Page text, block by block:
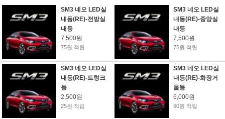
DIY용 PCB
DIY용품/공구
LED전조등/안개등/할로겐 램프
저항/전자부품/전자모듈
SM3 네오 LED실
내등(RE)-전방실
내등
7,500원
75원 적립
SM3 네오 LED실
내등(RE)-중앙실
내등
7,500원
75원 적립
SM3 네오 LED실
내등(RE)-트렁크
등
2,500원
25원 적립
SM3 네오 LED실
내등(RE)-화장거
울등
6,000원
60원 적립